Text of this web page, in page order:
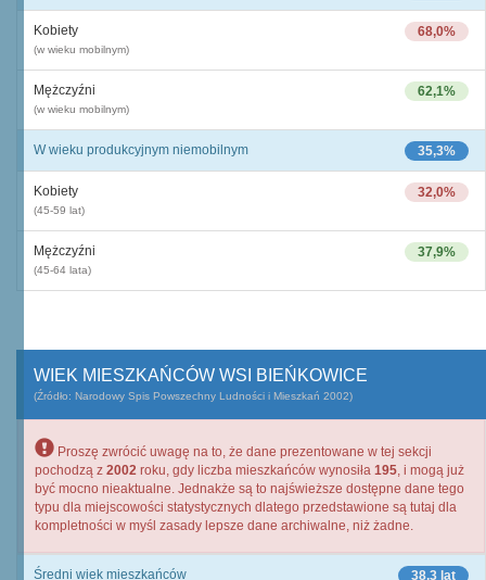
68,0%
Kobiety
(w wieku mobilnym)
62,1%
Mężczyźni
(w wieku mobilnym)
35,3%
W wieku produkcyjnym niemobilnym
32,0%
Kobiety
(45-59 lat)
37,9%
Mężczyźni
(45-64 lata)
WIEK MIESZKAŃCÓW WSI BIEŃKOWICE
(Źródło: Narodowy Spis Powszechny Ludności i Mieszkań 2002)
Proszę zwrócić uwagę na to, że dane prezentowane w tej sekcji
pochodzą z 2002 roku, gdy liczba mieszkańców wynosiła 195, i mogą już
być mocno nieaktualne. Jednakże są to najświeższe dostępne dane tego
typu dla miejscowości statystycznych dlatego przedstawione są tutaj dla
kompletności w myśl zasady lepsze dane archiwalne, niż żadne.
38,3 lat
Średni wiek mieszkańców